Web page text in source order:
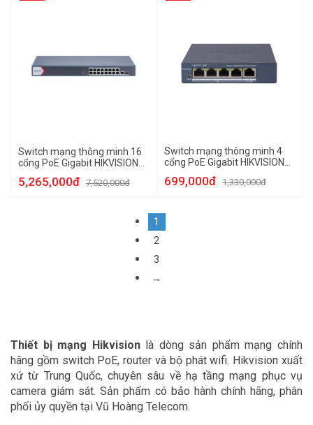
Switch mạng thông minh 16
cổng PoE Gigabit HIKVISION
5,265,000đ 7,520,000đ
Switch mạng thông minh 4
cổng PoE Gigabit HIKVISION
699,000đ 1,330,000đ
1
2
3
→
Thiết bị mạng Hikvisionlà dòng sản phẩm mạng chính
hãng gồm switch PoE, router và bộ phát wifi. Hikvision xuất
xứ từ Trung Quốc, chuyên sâu về hạ tầng mạng phục vụ
camera giám sát. Sản phẩm có bảo hành chính hãng, phân
phối ủy quyền tại Vũ Hoàng Telecom.